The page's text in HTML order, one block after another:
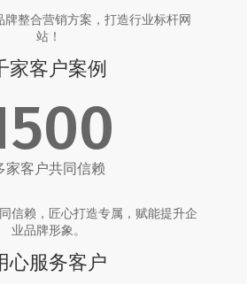
牌整合营销方案，打造行业标杆网
站！
家客户案例
家客户共同信赖
信赖，匠心打造专属，赋能提升企
业品牌形象。
心服务客户